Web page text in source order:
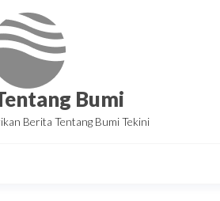
Bumi
Berita Tentang Bumi Tekini